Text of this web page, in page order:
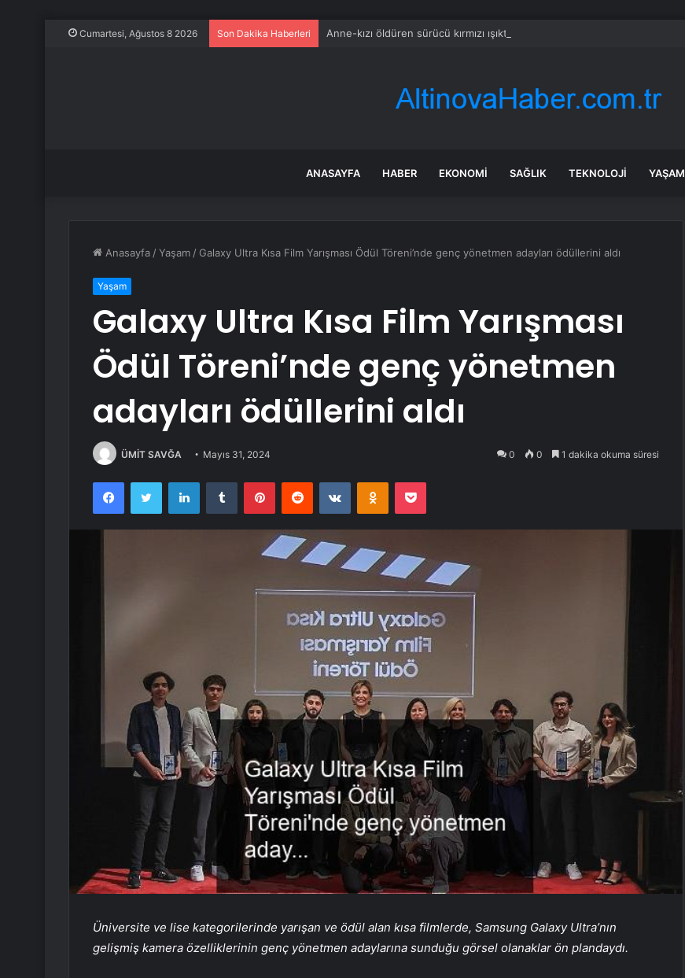
Cumartesi, Ağustos 8 2026 Son Dakika Haberleri Anne-kızı öldüren sürücü kırmızı ışıkta geçip, 112 kilometre hızla çarpmış
ANASAYFA HABER EKONOMI SAĞLIK TEKNOLOJI YAŞAM
Anasayfa /Yaşam / Galaxy Ultra Kısa Film Yarışması Ödül Töreni’nde genç yönetmen adayları ödüllerini aldı
Yaşam
Galaxy Ultra Kısa Film Yarışması
Ödül Töreni’nde genç yönetmen
adayları ödüllerini aldı
ÜMİT SAVĞA Mayıs 31, 2024 0 0 1 dakika okuma süresi
FacebookTwitter LinkedInTumblr PinterestReddit VKontakteOdnoklassniki
Pocket
Üniversite ve lise kategorilerinde yarışan ve ödül alan kısa filmlerde, Samsung Galaxy Ultra’nın
gelişmiş kamera özelliklerinin genç yönetmen adaylarına sunduğu görsel olanaklar ön plandaydı.